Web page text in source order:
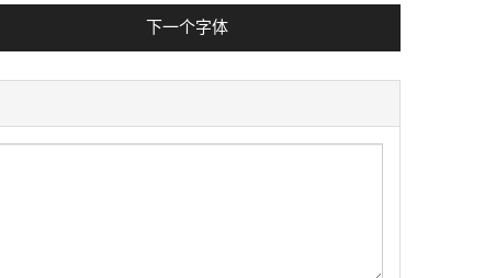
下一个字体